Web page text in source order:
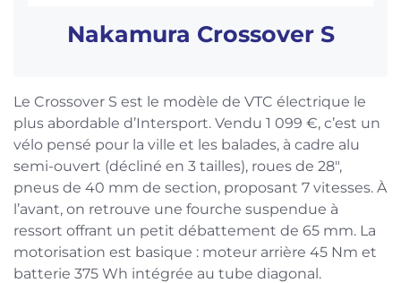
Nakamura Crossover S
Le Crossover S est le modèle de VTC électrique le
plus abordable d’Intersport. Vendu 1 099 €, c’est un
vélo pensé pour la ville et les balades, à cadre alu
semi-ouvert (décliné en 3 tailles), roues de 28″,
pneus de 40 mm de section, proposant 7 vitesses. À
l’avant, on retrouve une fourche suspendue à
ressort offrant un petit débattement de 65 mm. La
motorisation est basique : moteur arrière 45 Nm et
batterie 375 Wh intégrée au tube diagonal.